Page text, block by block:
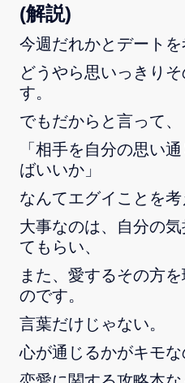
(解説)
今週だれかとデートを
どうやら思いっきり
す。
でもだからと言って、
「相手を自分の思い
ばいいか」
なんてエグイことを考
大事なのは、自分の
てもらい、
また、愛するその方
のです。
言葉だけじゃない。
心が通じるかがキモな